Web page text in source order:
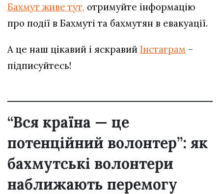
Бахмут живе тут, отримуйте інформацію
про події в Бахмуті та бахмутян в евакуації.
А це наш цікавий і яскравий Інстаграм –
підписуйтесь!
“Вся країна — це
потенційний волонтер”: як
бахмутські волонтери
наближають перемогу